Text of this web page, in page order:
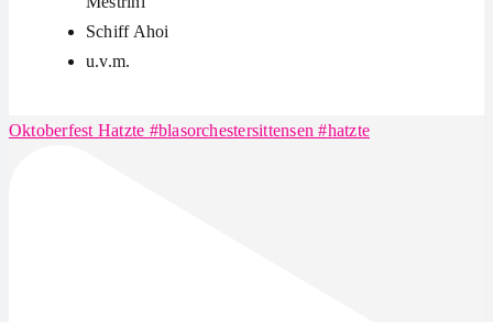
Schiff Ahoi
u.v.m.
Oktoberfest Hatzte #blasorchestersittensen #hatzte